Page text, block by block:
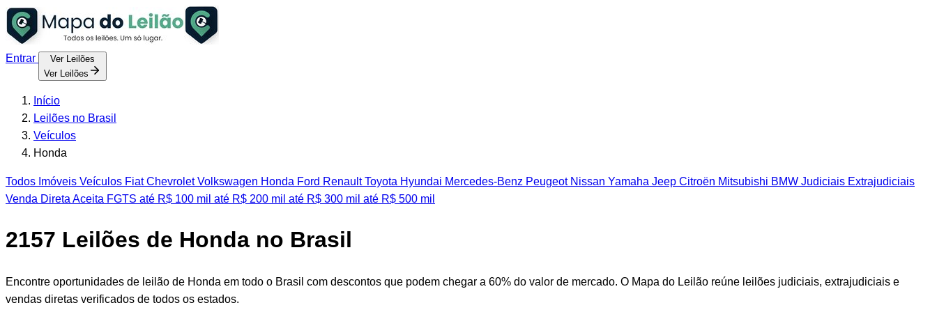
Entrar
Ver Leilões
Ver Leilões
Início
Leilões no Brasil
Veículos
Honda
Todos Imóveis Veículos FiatChevroletVolkswagen Honda Ford RenaultToyota Hyundai Mercedes-Benz PeugeotNissan Yamaha Jeep Citroën Mitsubishi BMW Judiciais Extrajudiciais
Venda Direta Aceita FGTS até R$ 100 mil até R$ 200 mil até R$ 300 mil até R$ 500 mil
2157 Leilões de Honda no Brasil
Encontre oportunidades de leilão de Honda em todo o Brasil com descontos que podem chegar a 60% do valor de mercado. O Mapa do Leilão reúne leilões judiciais, extrajudiciais e
vendas diretas verificados de todos os estados.